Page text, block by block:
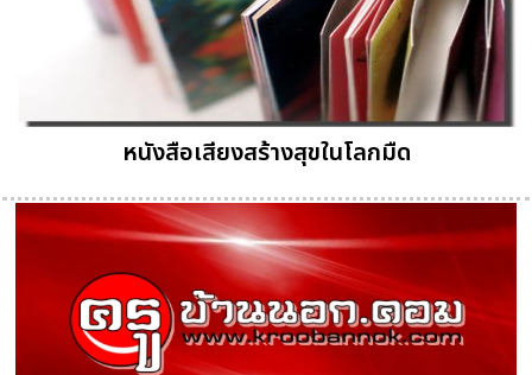
หนังสือเสียงสร้างสุขในโลกมืด